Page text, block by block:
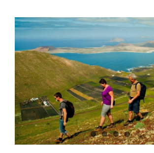
View
Larger
Image